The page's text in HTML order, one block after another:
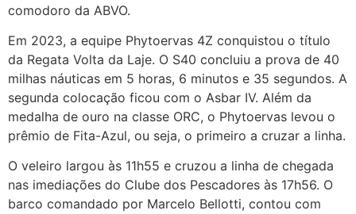
comodoro da ABVO.
Em 2023, a equipe Phytoervas 4Z conquistou o título
da Regata Volta da Laje. O S40 concluiu a prova de 40
milhas náuticas em 5 horas, 6 minutos e 35 segundos. A
segunda colocação ficou com o Asbar IV. Além da
medalha de ouro na classe ORC, o Phytoervas levou o
prêmio de Fita-Azul, ou seja, o primeiro a cruzar a linha.
O veleiro largou às 11h55 e cruzou a linha de chegada
nas imediações do Clube dos Pescadores às 17h56. O
barco comandado por Marcelo Bellotti, contou com